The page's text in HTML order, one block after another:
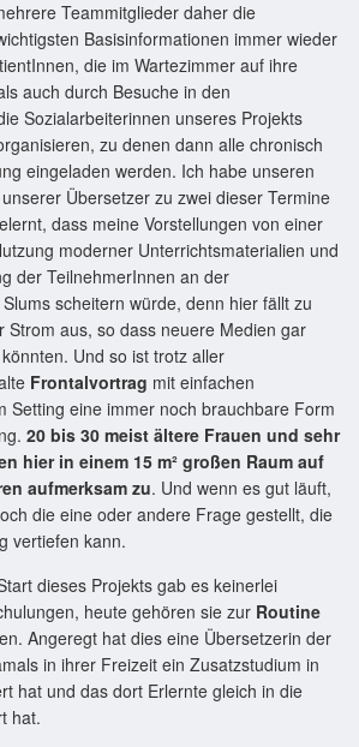
Teammitglieder daher die
Basisinformationen immer wieder
die im Wartezimmer auf ihre
auch durch Besuche in den
Sozialarbeiterinnen unseres Projekts
zu denen dann alle chronisch
eingeladen werden. Ich habe unseren
Übersetzer zu zwei dieser Termine
dass meine Vorstellungen von einer
moderner Unterrichtsmaterialien und
der TeilnehmerInnen an der
scheitern würde, denn hier fällt zu
Strom aus, so dass neuere Medien gar
Und so ist trotz aller
Frontalvortrag mit einfachen
Setting eine immer noch brauchbare Form
20 bis 30 meist ältere Frauen und sehr
hier in einem 15 m² großen Raum auf
aufmerksam zu. Und wenn es gut läuft,
die eine oder andere Frage gestellt, die
vertiefen kann.
dieses Projekts gab es keinerlei
heute gehören sie zur Routine
Angeregt hat dies eine Übersetzerin der
in ihrer Freizeit ein Zusatzstudium in
hat und das dort Erlernte gleich in die
hat.